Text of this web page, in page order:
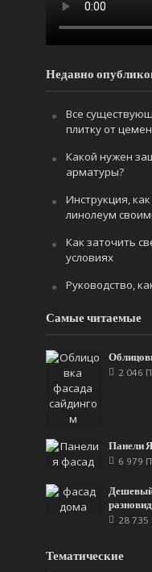
Недавно
Все
плитку от
Какой нужен
арматуры?
Инструкция,
линолеум
Как заточить
условиях
Руководство,
Самые читаемые
2 046
Панели
6 979
Дешевый
28
Тематические